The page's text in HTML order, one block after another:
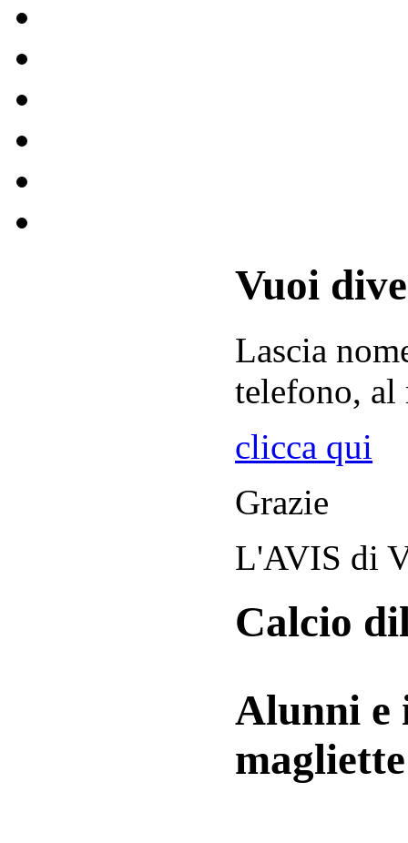
Vuoi
Lascia
telefono, al
clicca qui
Grazie
L'AVIS di
Calcio
Alunni e